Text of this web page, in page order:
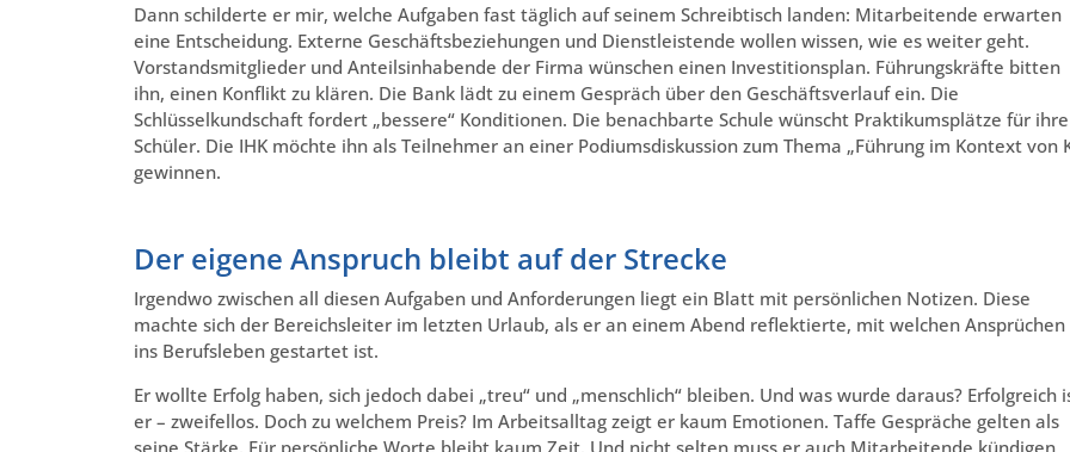
Dann schilderte er mir, welche Aufgaben fast täglich auf seinem Schreibtisch landen: Mitarbeitende erwarten
eine Entscheidung. Externe Geschäftsbeziehungen und Dienstleistende wollen wissen, wie es weiter geht.
Vorstandsmitglieder und Anteilsinhabende der Firma wünschen einen Investitionsplan. Führungskräfte bitten
ihn, einen Konflikt zu klären. Die Bank lädt zu einem Gespräch über den Geschäftsverlauf ein. Die
Schlüsselkundschaft fordert „bessere“ Konditionen. Die benachbarte Schule wünscht Praktikumsplätze für ihre
Schüler. Die IHK möchte ihn als Teilnehmer an einer Podiumsdiskussion zum Thema „Führung im Kontext von
gewinnen.
Der eigene Anspruch bleibt auf der Strecke
Irgendwo zwischen all diesen Aufgaben und Anforderungen liegt ein Blatt mit persönlichen Notizen. Diese
machte sich der Bereichsleiter im letzten Urlaub, als er an einem Abend reflektierte, mit welchen Ansprüchen
ins Berufsleben gestartet ist.
Er wollte Erfolg haben, sich jedoch dabei „treu“ und „menschlich“ bleiben. Und was wurde daraus? Erfolgreich
er – zweifellos. Doch zu welchem Preis? Im Arbeitsalltag zeigt er kaum Emotionen. Taffe Gespräche gelten als
seine Stärke. Für persönliche Worte bleibt kaum Zeit. Und nicht selten muss er auch Mitarbeitende kündigen